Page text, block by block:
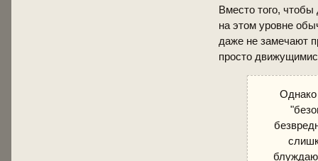
Вместо того,
на этом уровне
даже не замечают
просто
Однако